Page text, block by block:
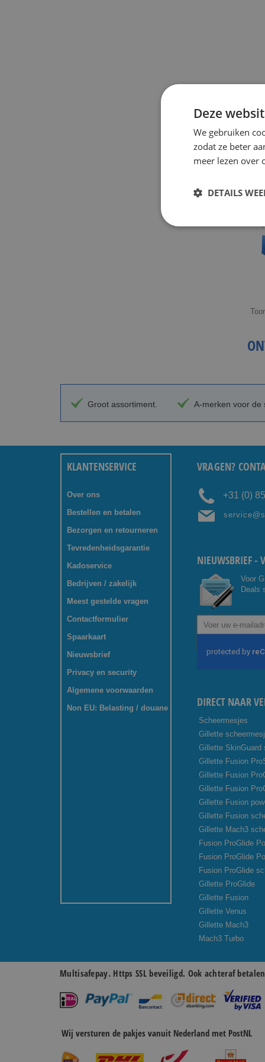
Groot assortiment. A-merken voor de
KLANTENSERVICE
Over ons
Bestellen en betalen
Bezorgen en retourneren
Tevredenheidsgarantie
Kadoservice
Bedrijven / zakelijk
Meest gestelde vragen
Contactformulier
Spaarkaart
Nieuwsbrief
Privacy en security
Algemene voorwaarden
Non EU: Belasting / douane
VRAGEN?
+31 (0)
NIEUWSBRIEF -
Voor
Deals
Abonneer
onze
DIRECT NAAR
Scheermesjes
Gillette
Gillette SkinGuard
Gillette Fusion
Gillette Fusion
Gillette Fusion
Gillette Fusion
Gillette Fusion
Gillette Mach3
Fusion ProGlide
Fusion ProGlide
Fusion ProGlide
Gillette ProGlide
Gillette Fusion
Gillette Venus
Gillette Mach3
Mach3 Turbo
Multisafepay. Https SSL beveiligd. Ook achteraf
Wij versturen de pakjes vanuit Nederland met PostNL
Deze
We gebruiken
zodat ze beter
meer lezen over
DETAILS